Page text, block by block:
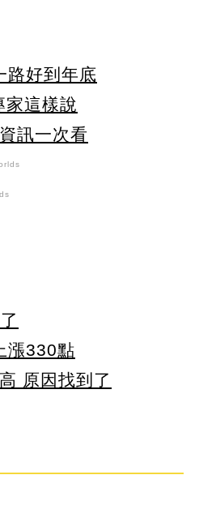
路好到年底
家這樣說
訊一次看
漲330點
原因找到了